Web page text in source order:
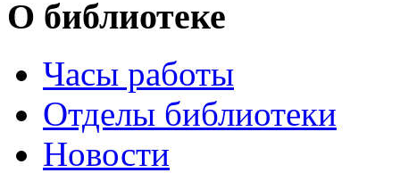
О библиотеке
Часы работы
Отделы библиотеки
Новости